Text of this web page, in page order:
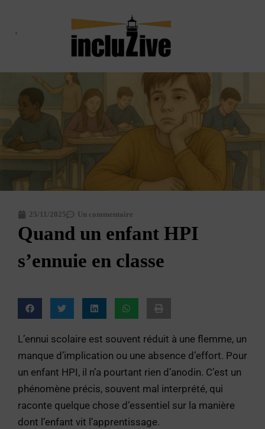
25/11/2025 Un commentaire
Quand un enfant HPI
s’ennuie en classe
L’ennui scolaire est souvent réduit à une flemme, un
manque d’implication ou une absence d’effort. Pour
un enfant HPI, il n’a pourtant rien d’anodin. C’est un
phénomène précis, souvent mal interprété, qui
raconte quelque chose d’essentiel sur la manière
dont l’enfant vit l’apprentissage.